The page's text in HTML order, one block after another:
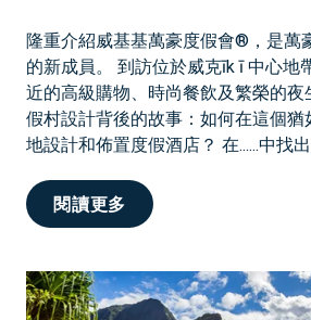
隆重介紹威基基萬豪度假會®，是萬
的新成員。 到訪位於威克īk ī 中心地
近的高級購物、時尚餐飲及繁榮的夜
假村設計背後的故事：如何在這個猶
地設計和佈置度假酒店？ 在......中找
閱讀更多
胡
阿
洛